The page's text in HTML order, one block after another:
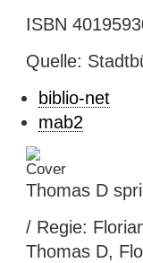
ISBN
Quelle:
biblio-net
mab2
Thomas D
/ Regie:
Thomas D,